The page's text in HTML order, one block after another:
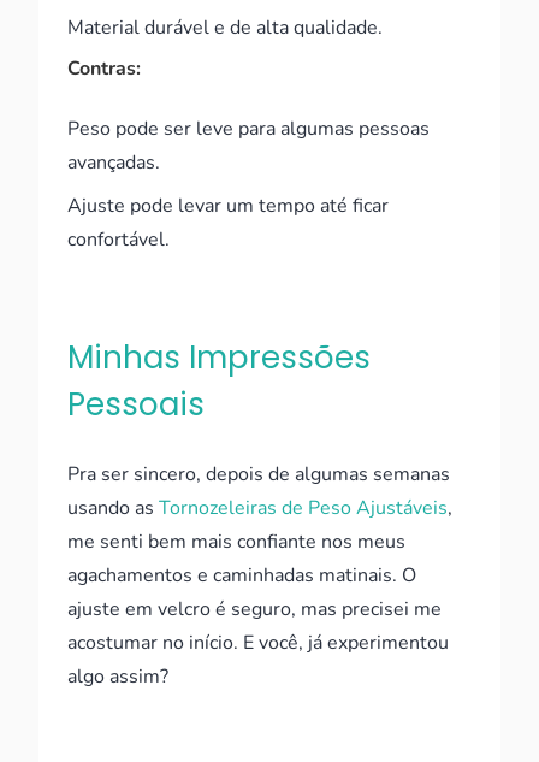
Material durável e de alta qualidade.
Contras:
Peso pode ser leve para algumas pessoas
avançadas.
Ajuste pode levar um tempo até ficar
confortável.
Minhas Impressões
Pessoais
Pra ser sincero, depois de algumas semanas
usando as Tornozeleiras de Peso Ajustáveis,
me senti bem mais confiante nos meus
agachamentos e caminhadas matinais. O
ajuste em velcro é seguro, mas precisei me
acostumar no início. E você, já experimentou
algo assim?